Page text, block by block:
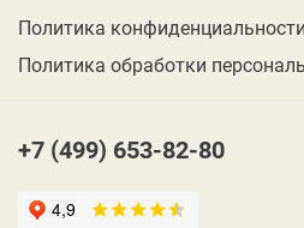
Политика конфиденциальности
Политика обработки
+7 (499) 653-82-80